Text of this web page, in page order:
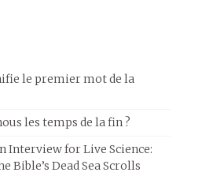
le premier mot de la
les temps de la fin ?
Interview for Live Science:
Bible’s Dead Sea Scrolls